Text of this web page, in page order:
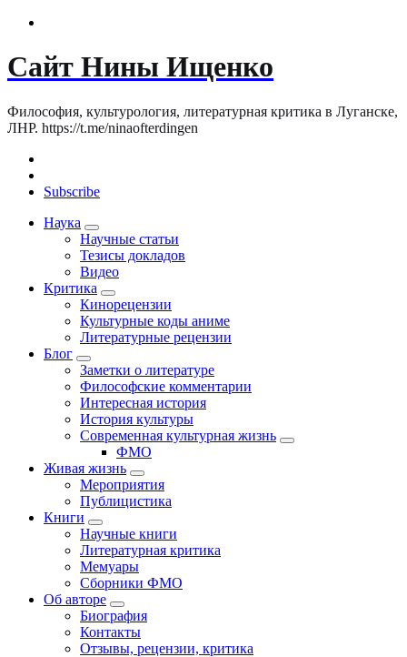
Сайт Нины Ищенко
Философия, культурология, литературная критика в Луганске,
ЛНР. https://t.me/ninaofterdingen
Subscribe
Наука
Научные статьи
Тезисы докладов
Видео
Критика
Кинорецензии
Культурные коды аниме
Литературные рецензии
Блог
Заметки о литературе
Философские комментарии
Интересная история
История культуры
Современная культурная жизнь
ФМО
Живая жизнь
Мероприятия
Публицистика
Книги
Научные книги
Литературная критика
Мемуары
Сборники ФМО
Об авторе
Биография
Контакты
Отзывы, рецензии, критика